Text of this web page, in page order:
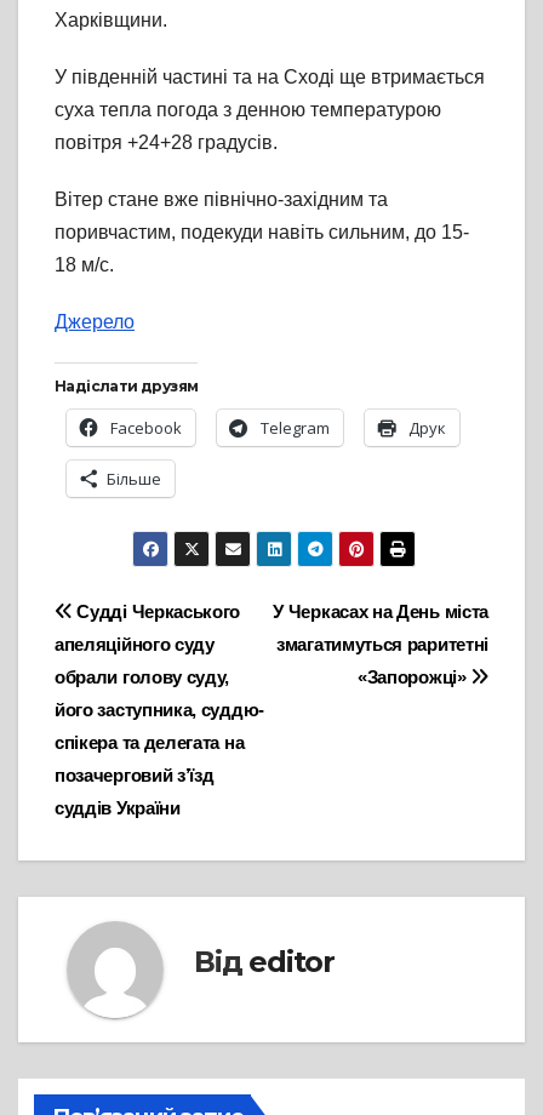
Харківщини.
У південній частині та на Сході ще втримається
суха тепла погода з денною температурою
повітря +24+28 градусів.
Вітер стане вже північно-західним та
поривчастим, подекуди навіть сильним, до 15-
18 м/с.
Джерело
Надіслати друзям
Facebook Telegram Друк
Більше
Навігація
записів
У Черкасах на День міста
змагатимуться раритетні
«Запорожці»
Судді Черкаського
апеляційного суду
обрали голову суду,
його заступника, суддю-
спікера та делегата на
позачерговий з’їзд
суддів України
Від editor